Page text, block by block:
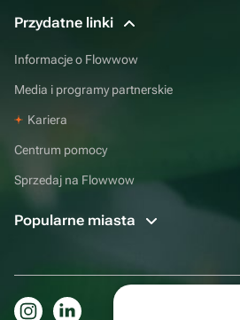
Przydatne linki
Informacje o Flowwow
Media i programy partnerskie
Kariera
Centrum pomocy
Sprzedaj na Flowwow
Popularne miasta